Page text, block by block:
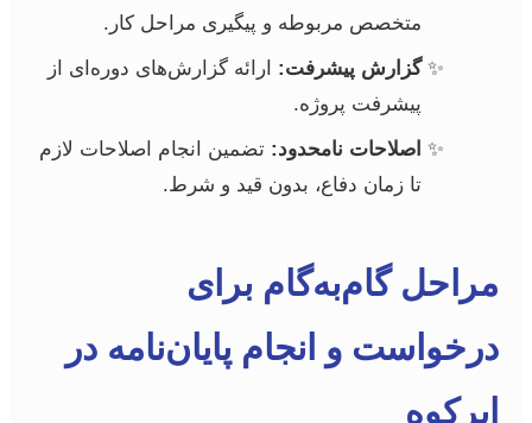
متخصص مربوطه و پیگیری مراحل کار.
گزارش پیشرفت: ارائه گزارش‌های دوره‌ای از
پیشرفت پروژه.
اصلاحات نامحدود: تضمین انجام اصلاحات لازم
تا زمان دفاع، بدون قید و شرط.
مراحل گام‌به‌گام برای
درخواست و انجام پایان‌نامه در
ابرکوه